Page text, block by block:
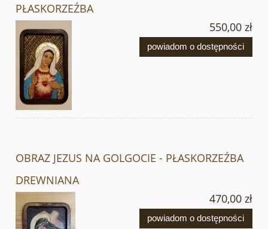
PŁASKORZEŹBA
550,00 zł
powiadom o dostępności
OBRAZ JEZUS NA GOLGOCIE - PŁASKORZEŹBA
DREWNIANA
470,00 zł
powiadom o dostępności